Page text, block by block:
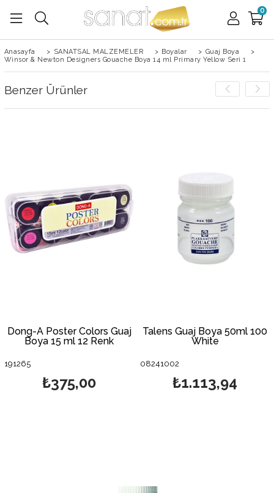
0
Anasayfa > SANATSAL MALZEMELER > Boyalar > Guaj Boya
>
Winsor & Newton Designers Gouache Boya 14 ml Primary Yellow Seri 1
Benzer Ürünler
Dong-A Poster Colors Guaj
Boya 15 ml 12 Renk
191265
₺375,00
Talens Guaj Boya 50ml 100
White
08241002
₺1.113,94